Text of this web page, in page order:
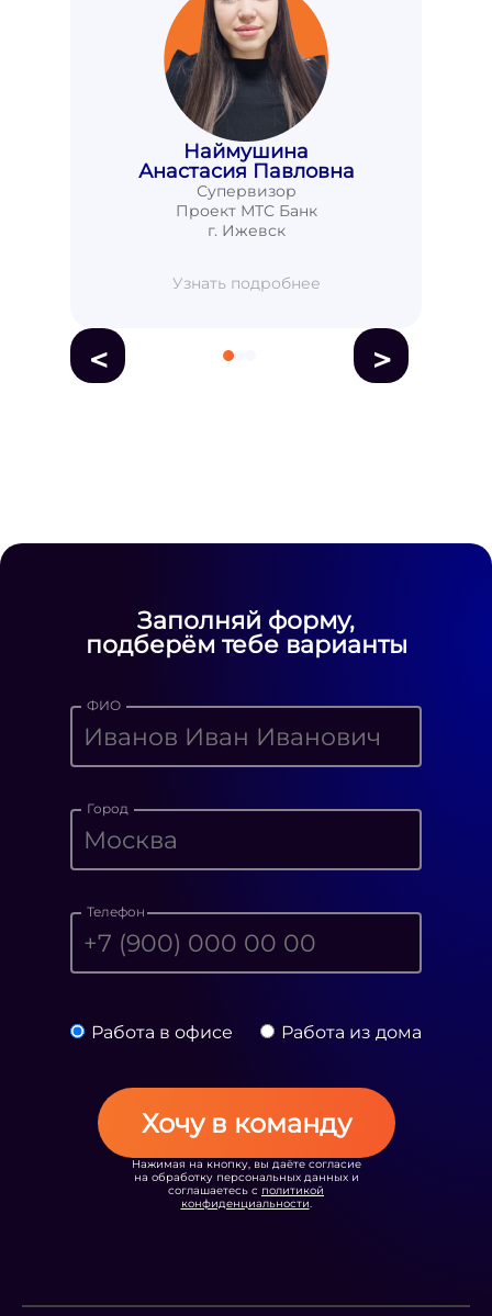
Наймушина
Анастасия Павловна
Супервизор
Проект МТС Банк
г. Ижевск
Узнать подробнее
< >
Заполняй форму,
подберём тебе варианты
ФИО
Город
Телефон
Работа в офисе Работа из дома
Хочу в команду
Нажимая на кнопку, вы даёте согласие
на обработку персональных данных и
соглашаетесь с политикой
конфиденциальности.